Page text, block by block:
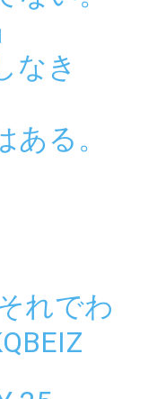
なき
る。
れでわ